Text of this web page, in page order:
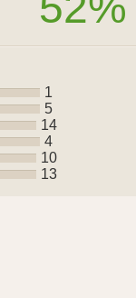
1
5
14
4
10
13